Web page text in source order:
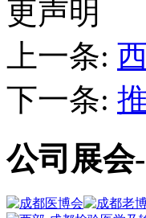
上一条:
下一条:
公司展会-